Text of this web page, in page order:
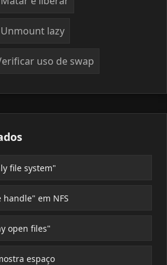
lazy
uso de swap
file system"
em NFS
open files"
espaço